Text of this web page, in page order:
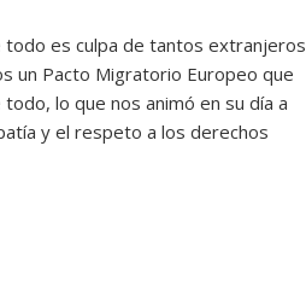
todo es culpa de tantos extranjeros
un Pacto Migratorio Europeo que
lo que nos animó en su día a
y el respeto a los derechos